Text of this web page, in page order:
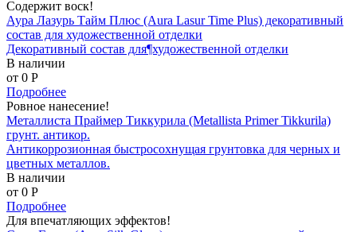
Содержит воск!
Аура Лазурь Тайм Плюс (Aura Lasur Time Plus) декоративный
состав для художественной отделки
Декоративный состав для¶художественной отделки
В наличии
от 0 P
Подробнее
Ровное нанесение!
Металлиста Праймер Тиккурила (Metallista Primer Tikkurila)
грунт. антикор.
Антикоррозионная быстросохнущая грунтовка для черных и
цветных металлов.
В наличии
от 0 P
Подробнее
Для впечатляющих эффектов!